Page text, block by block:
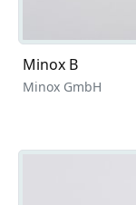
Minox B
Minox GmbH